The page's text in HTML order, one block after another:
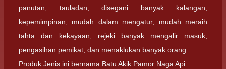
panutan, tauladan, disegani banyak kalangan,
kepemimpinan, mudah dalam mengatur, mudah meraih
tahta dan kekayaan, rejeki banyak mengalir masuk,
pengasihan pemikat, dan menaklukan banyak orang.
Produk Jenis ini bernama Batu Akik Pamor Naga Api